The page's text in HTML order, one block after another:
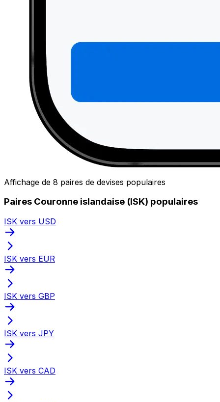
Affichage de 8 paires de devises populaires
Paires Couronne islandaise (ISK) populaires
ISK vers USD
ISK vers EUR
ISK vers GBP
ISK vers JPY
ISK vers CAD